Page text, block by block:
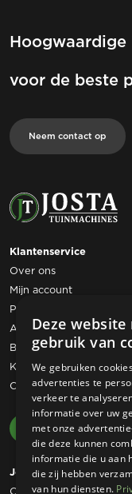
voor de beste
Neem contact op
Klantenservice
Over ons
Mijn account
Privacy statement
Algemene voorwaarden
Bestelling retourneren
Klachtenregeling
Contact
Josta Tuinmachines
Ommerweg 49
Deze website
gebruik van
We gebruiken
advertenties te
verkeer te
informatie over uw
met onze
die deze kunnen
informatie die u aan
die zij hebben
van hun diensten.